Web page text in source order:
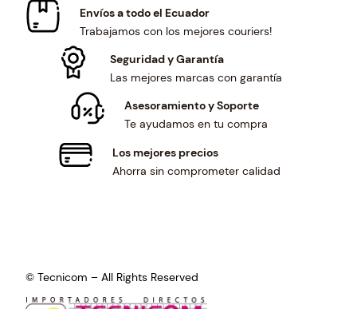
Envíos a todo el Ecuador
Trabajamos con los mejores couriers!
Seguridad y Garantía
Las mejores marcas con garantía
Asesoramiento y Soporte
Te ayudamos en tu compra
Los mejores precios
Ahorra sin comprometer calidad
© Tecnicom – All Rights Reserved